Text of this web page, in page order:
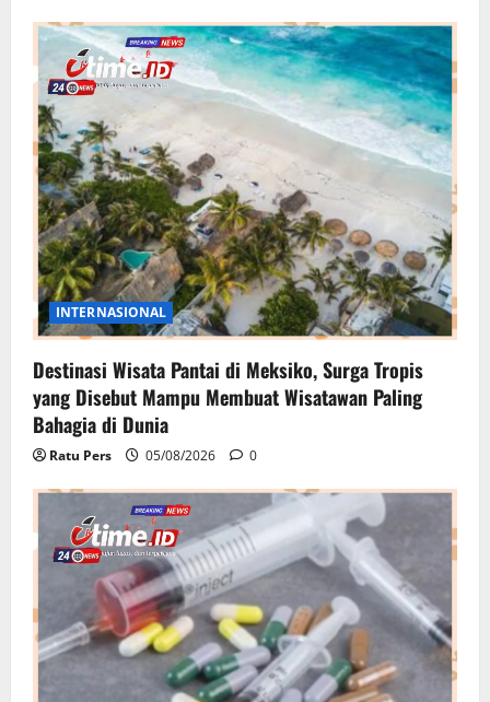
INTERNASIONAL
Destinasi Wisata Pantai di Meksiko, Surga Tropis
yang Disebut Mampu Membuat Wisatawan Paling
Bahagia di Dunia
Ratu Pers 05/08/2026 0